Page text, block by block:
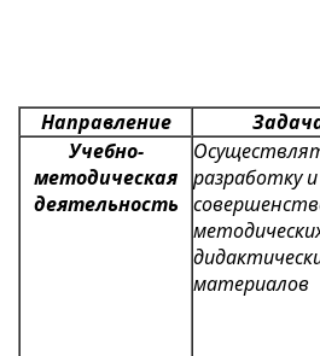
Направление
Учебно-
методическая
деятельность
разработку и
материалов